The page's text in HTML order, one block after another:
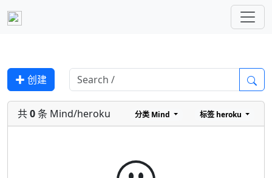
✚ 创建
共0条 Mind/heroku 分类 Mind 标签 heroku